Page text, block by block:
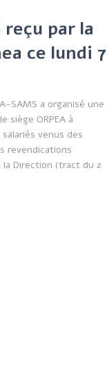
reçu par la
ce lundi 7
SAMS a organisé une
siège ORPEA à
venus des
revendications
Direction (tract du 2